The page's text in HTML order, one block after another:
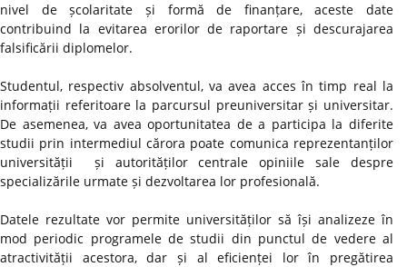
nivel de școlaritate și formă de finanțare, aceste date
contribuind la evitarea erorilor de raportare și descurajarea
falsificării diplomelor.
Studentul, respectiv absolventul, va avea acces în timp real la
informații referitoare la parcursul preuniversitar și universitar.
De asemenea, va avea oportunitatea de a participa la diferite
studii prin intermediul cărora poate comunica reprezentanților
universității și autorităților centrale opiniile sale despre
specializările urmate și dezvoltarea lor profesională.
Datele rezultate vor permite universităților să își analizeze în
mod periodic programele de studii din punctul de vedere al
atractivității acestora, dar și al eficienței lor în pregătirea